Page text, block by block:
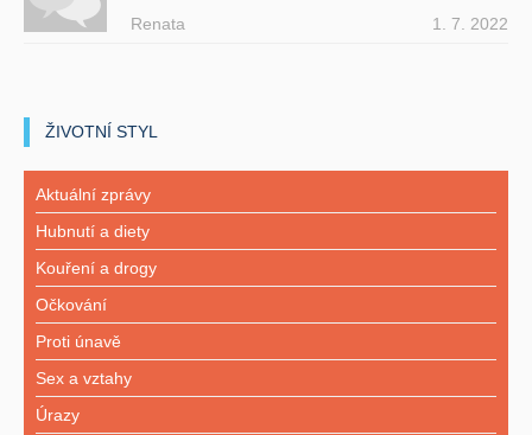
Renata 1. 7. 2022
ŽIVOTNÍ STYL
Aktuální zprávy
Hubnutí a diety
Kouření a drogy
Očkování
Proti únavě
Sex a vztahy
Úrazy